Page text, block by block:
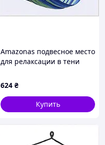
Amazonas подвесное место
для релаксации в тени
624 ₴
Купить